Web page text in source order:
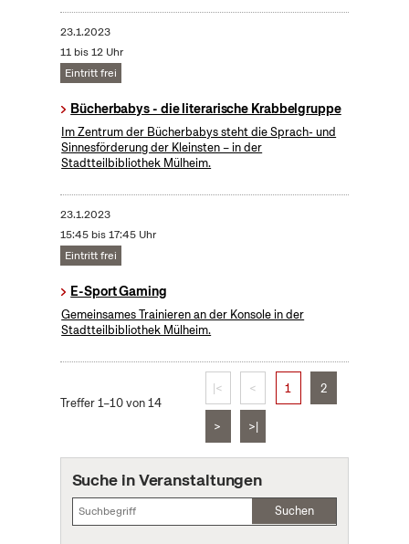
23.1.2023
11 bis 12 Uhr
Eintritt frei
Bücherbabys - die literarische Krabbelgruppe
Im Zentrum der Bücherbabys steht die Sprach- und
Sinnesförderung der Kleinsten – in der
Stadtteilbibliothek Mülheim.
23.1.2023
15:45 bis 17:45 Uhr
Eintritt frei
E-Sport Gaming
Gemeinsames Trainieren an der Konsole in der
Stadtteilbibliothek Mülheim.
Treffer 1–10 von 14
|< < 1 2
> >|
Suche in Veranstaltungen
Suchen